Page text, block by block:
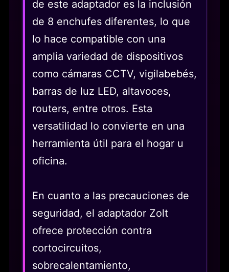
de este adaptador es la inclusión
de 8 enchufes diferentes, lo que
lo hace compatible con una
amplia variedad de dispositivos
como cámaras CCTV, vigilabebés,
barras de luz LED, altavoces,
routers, entre otros. Esta
versatilidad lo convierte en una
herramienta útil para el hogar u
oficina.
En cuanto a las precauciones de
seguridad, el adaptador Zolt
ofrece protección contra
cortocircuitos,
sobrecalentamiento,